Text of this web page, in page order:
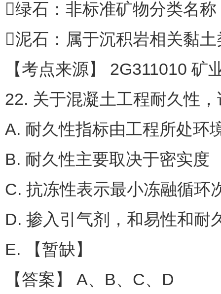
绿石：非标准矿物分类名
泥石：属于沉积岩相关黏
【考点来源】 2G311010
22. 关于混凝土工程耐久性
A. 耐久性指标由工程所处环
B. 耐久性主要取决于密实度
C. 抗冻性表示最小冻融循环
D. 掺入引气剂，和易性和耐
E. 【暂缺】
【答案】 A、B、C、D